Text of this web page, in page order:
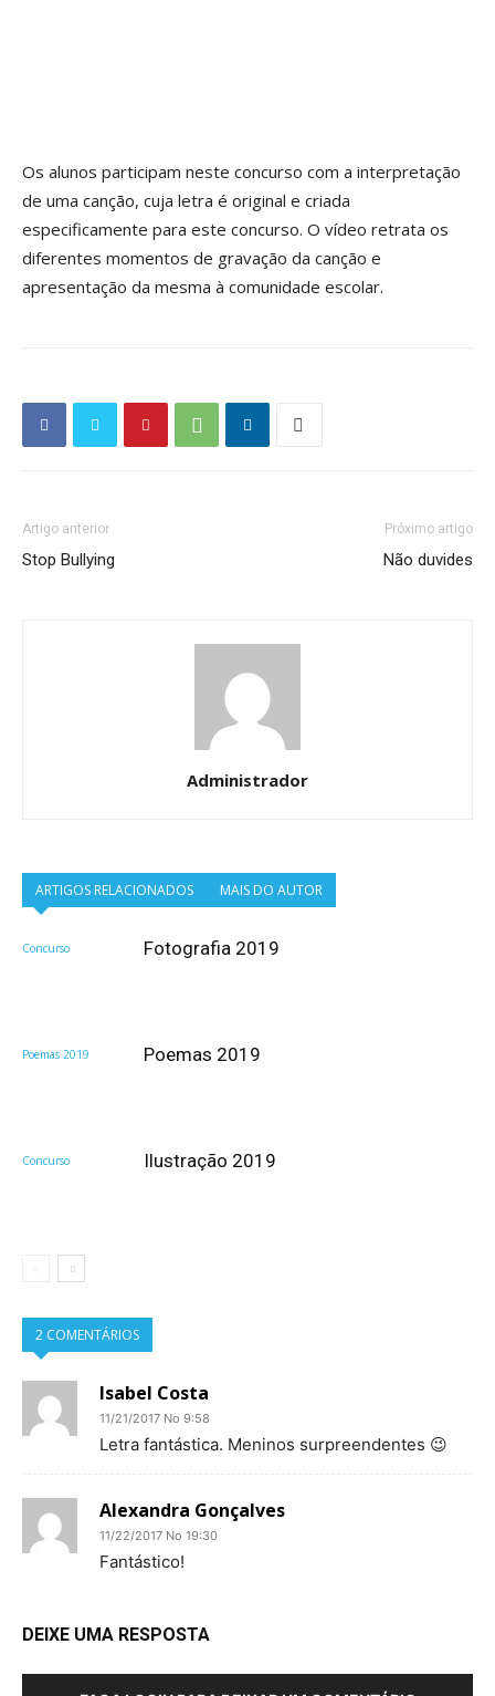
Os alunos participam neste concurso com a interpretação
de uma canção, cuja letra é original e criada
especificamente para este concurso. O vídeo retrata os
diferentes momentos de gravação da canção e
apresentação da mesma à comunidade escolar.
Artigo anterior
Stop Bullying
Próximo artigo
Não duvides
Administrador
ARTIGOS RELACIONADOS MAIS DO AUTOR
Concurso Fotografia 2019
Poemas 2019 Poemas 2019
Concurso Ilustração 2019
2 COMENTÁRIOS
Isabel Costa
11/21/2017 No 9:58
Letra fantástica. Meninos surpreendentes 😉
Alexandra Gonçalves
11/22/2017 No 19:30
Fantástico!
DEIXE UMA RESPOSTA